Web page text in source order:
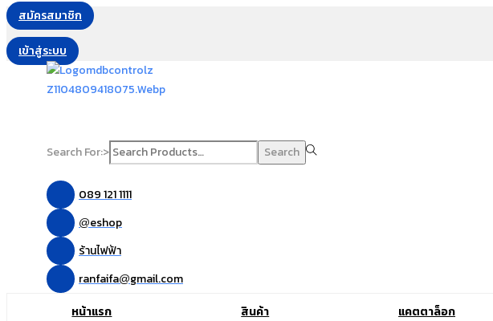
สมัครสมาชิก
เข้าสู่ระบบ
Search For:> Search
089 121 1111
@eshop
ร้านไฟฟ้า
ranfaifa@gmail.com
หน้าแรก
สินค้า แคตตาล็อก